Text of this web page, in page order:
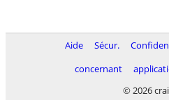
Aide Sécur.
concernant
© 2026